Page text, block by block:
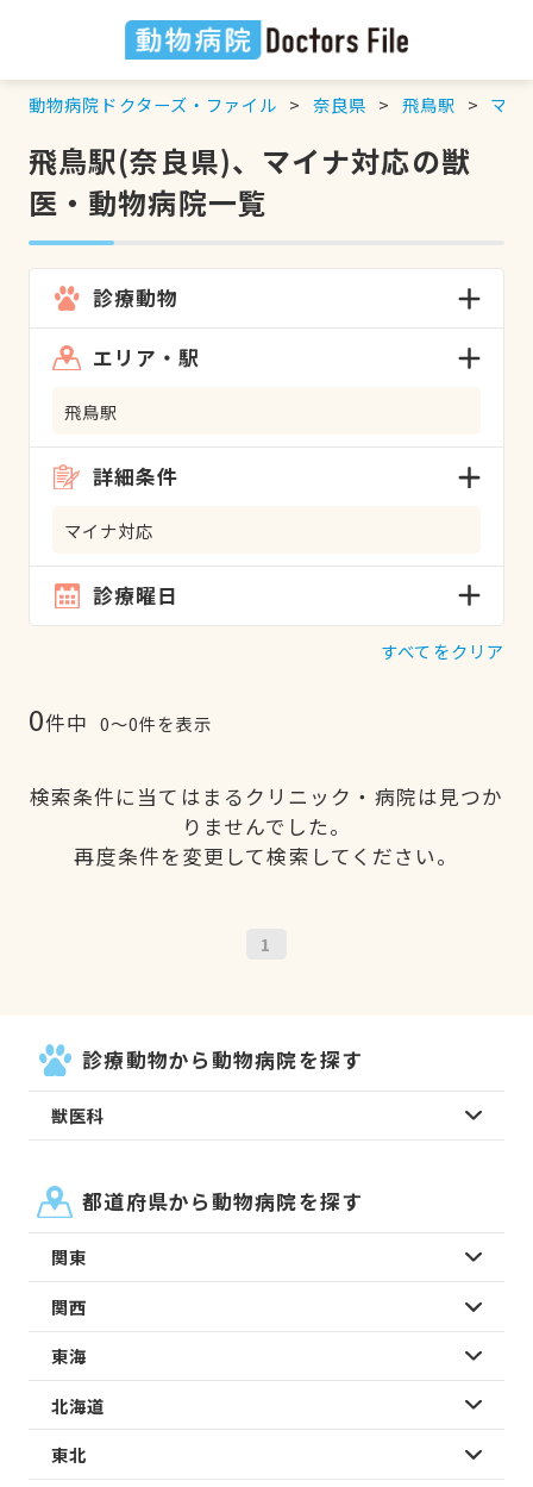
動物病院ドクターズ・ファイル 奈良県 飛鳥駅 マイ
飛鳥駅(奈良県)、マイナ対応の獣
医・動物病院一覧
診療動物
エリア・駅
飛鳥駅
詳細条件
マイナ対応
診療曜日
すべてをクリア
0件中 0〜0件を表示
検索条件に当てはまるクリニック・病院は見つか
りませんでした。
再度条件を変更して検索してください。
1
診療動物から動物病院を探す
獣医科
都道府県から動物病院を探す
関東
関西
東海
北海道
東北